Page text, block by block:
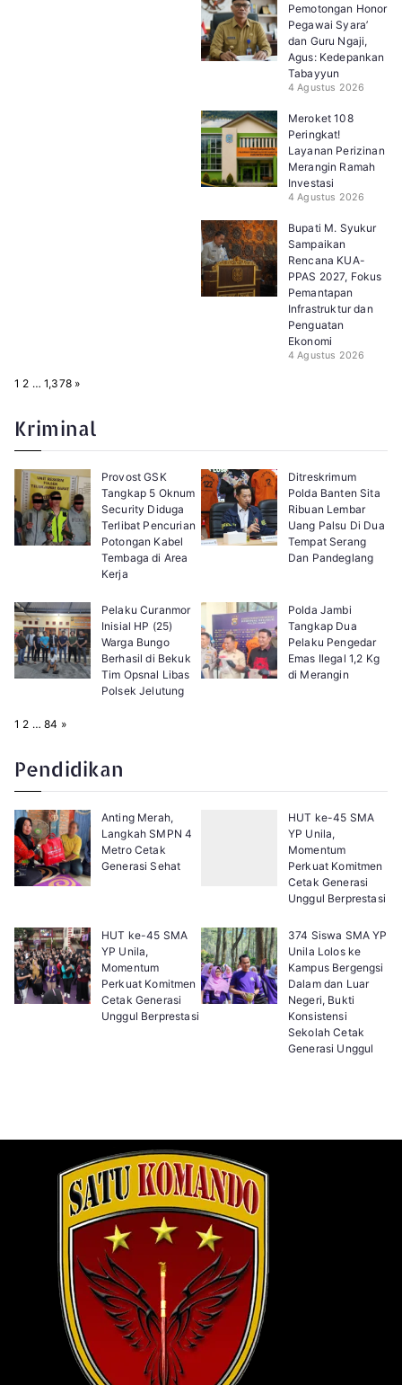
Pemotongan Honor
Pegawai Syara’
dan Guru Ngaji,
Agus: Kedepankan
Tabayyun
4 Agustus 2026
Meroket 108
Peringkat!
Layanan Perizinan
Merangin Ramah
Investasi
4 Agustus 2026
Bupati M. Syukur
Sampaikan
Rencana KUA-
PPAS 2027, Fokus
Pemantapan
Infrastruktur dan
Penguatan
Ekonomi
4 Agustus 2026
P
:
1 2 … 1,378 N
»
Kriminal
Provost GSK
Tangkap 5 Oknum
Security Diduga
Terlibat Pencurian
Potongan Kabel
Tembaga di Area
Kerja
Ditreskrimum
Polda Banten Sita
Ribuan Lembar
Uang Palsu Di Dua
Tempat Serang
Dan Pandeglang
Pelaku Curanmor
Inisial HP (25)
Warga Bungo
Berhasil di Bekuk
Tim Opsnal Libas
Polsek Jelutung
Polda Jambi
Tangkap Dua
Pelaku Pengedar
Emas Ilegal 1,2 Kg
di Merangin
P
:
1 2 … 84 N
»
Pendidikan
Anting Merah,
Langkah SMPN 4
Metro Cetak
Generasi Sehat
HUT ke-45 SMA
YP Unila,
Momentum
Perkuat Komitmen
Cetak Generasi
Unggul Berprestasi
HUT ke-45 SMA
YP Unila,
Momentum
Perkuat Komitmen
Cetak Generasi
Unggul Berprestasi
374 Siswa SMA YP
Unila Lolos ke
Kampus Bergengsi
Dalam dan Luar
Negeri, Bukti
Konsistensi
Sekolah Cetak
Generasi Unggul